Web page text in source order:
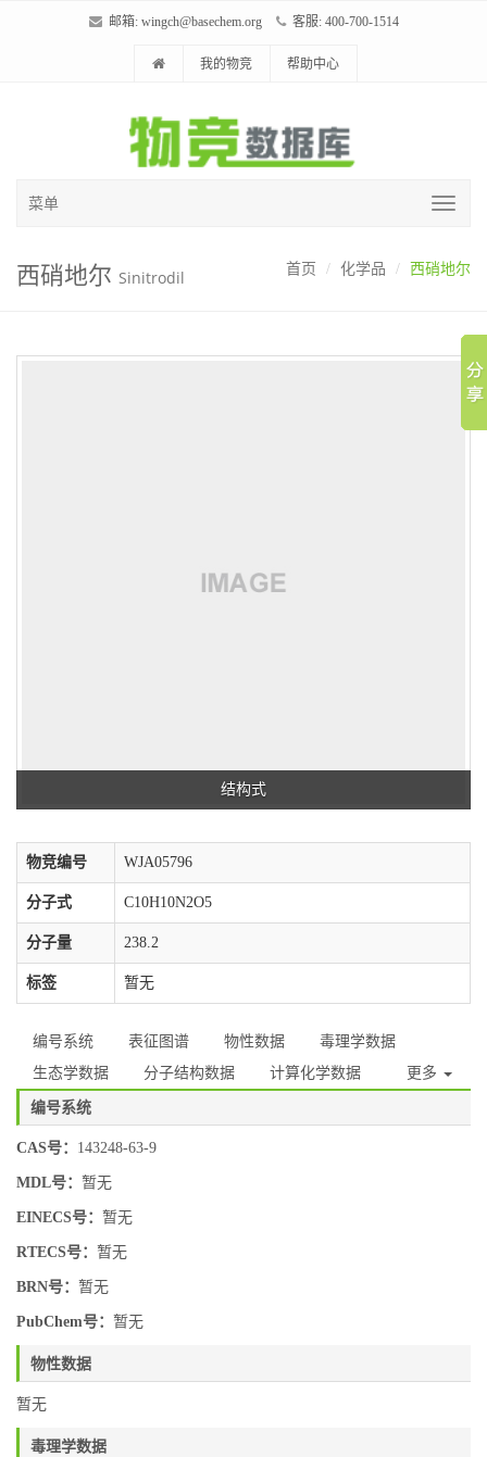
邮箱: wingch@basechem.org 客服: 400-700-1514
我的物竞 帮助中心
菜单
西硝地尔 Sinitrodil 首页 化学品 西硝地尔
结构式
物竞编号 WJA05796
分子式 C10H10N2O5
分子量 238.2
标签 暂无
编号系统 表征图谱 物性数据
毒理学数据
生态学数据
分子结构数据 计算化学数据 更多
编号系统
CAS号： 143248-63-9
MDL号： 暂无
EINECS号： 暂无
RTECS号： 暂无
BRN号： 暂无
PubChem号： 暂无
物性数据
暂无
毒理学数据